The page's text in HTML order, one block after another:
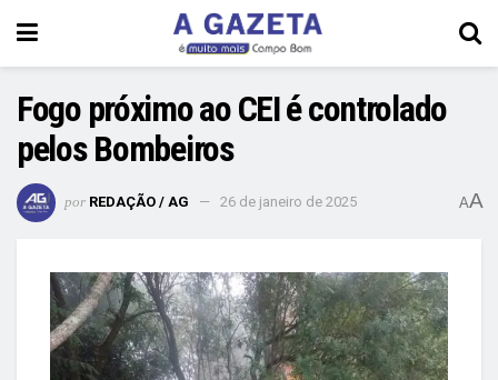
Fogo próximo ao CEI é controlado
pelos Bombeiros
por REDAÇÃO / AG 26 de janeiro de 2025 AA